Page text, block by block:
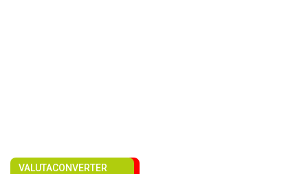
VALUTACONVERTER